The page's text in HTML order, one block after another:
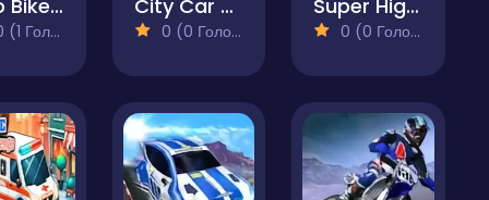
Moto Bike Highway Racing Game
Голосів)
City Car Pick And Drop
0 (0 Голосів)
Super Highway Car Traffic Racer
0 (0 Голосів)